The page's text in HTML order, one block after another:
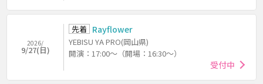
2026/
9/27(日)
先着 Rayflower
YEBISU YA PRO(岡山県)
開演：17:00～（開場：16:30～）
受付中